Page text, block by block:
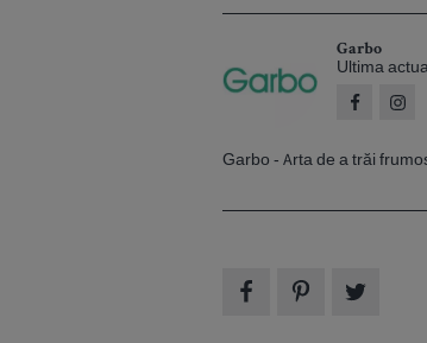
Garbo
Ultima
Garbo - Arta de a trăi